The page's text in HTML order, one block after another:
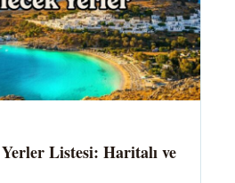
Listesi: Haritalı ve